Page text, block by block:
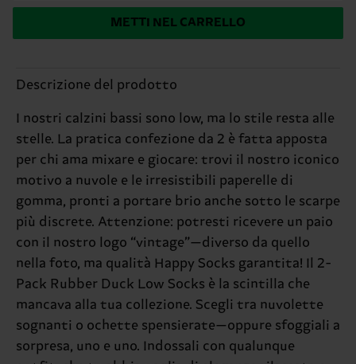
METTI NEL CARRELLO
Descrizione del prodotto
I nostri calzini bassi sono low, ma lo stile resta alle
stelle. La pratica confezione da 2 è fatta apposta
per chi ama mixare e giocare: trovi il nostro iconico
motivo a nuvole e le irresistibili paperelle di
gomma, pronti a portare brio anche sotto le scarpe
più discrete. Attenzione: potresti ricevere un paio
con il nostro logo “vintage”—diverso da quello
nella foto, ma qualità Happy Socks garantita! Il 2-
Pack Rubber Duck Low Socks è la scintilla che
mancava alla tua collezione. Scegli tra nuvolette
sognanti o ochette spensierate—oppure sfoggiali a
sorpresa, uno e uno. Indossali con qualunque